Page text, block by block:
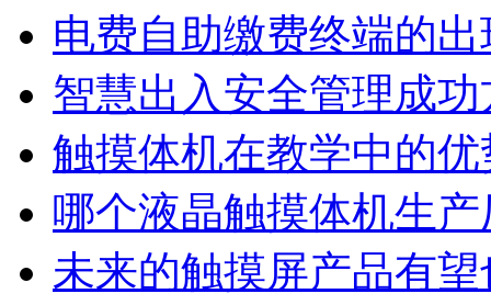
电费自助缴费终端的
智慧出入安全管理成功
触摸体机在教学中的优
哪个液晶触摸体机生产
未来的触摸屏产品有